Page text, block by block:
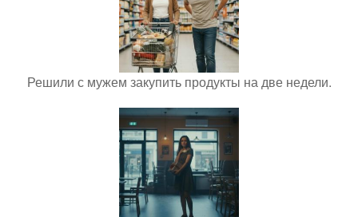
Решили с мужем закупить продукты на две недели.